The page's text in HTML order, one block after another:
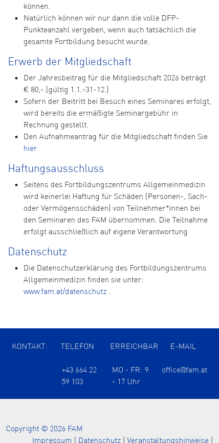
können.
Natürlich können wir nur dann die volle DFP-
Punkteanzahl vergeben, wenn auch tatsächlich die
gesamte Fortbildung besucht wurde.
Erwerb der Mitgliedschaft
Der Jahresbeitrag für die Mitgliedschaft 2026 beträgt
€ 80,-.(gültig 1.1.-31-12.)
Sofern der Beitritt bei Besuch eines Seminares erfolgt,
wird bereits die ermäßigte Seminargebühr in
Rechnung gestellt.
Den Aufnahmeantrag für die Mitgliedschaft finden Sie
hier
Haftungsausschluss
Seitens des Fortbildungszentrums Allgemeinmedizin
wird keinerlei Haftung für Schäden (Personen-, Sach-
oder Vermögensschäden) von Teilnehmer*innen bei
den Seminaren des FAM übernommen. Die Teilnahme
erfolgt ausschließlich auf eigene Verantwortung
Datenschutz
Die Datenschutzerklärung des Fortbildungszentrums
Allgemeinmedizin finden sie unter:
www.fam.at/datenschutz .
KONTAKT: TELEFON ERREICHBAR E-MAIL
+43 664 22
59 103
MO - FR: 9
- 17 Uhr
office@fam.at
Copyright © 2026 FAM
Impressum
Datenschutz Veranstaltungshinweise